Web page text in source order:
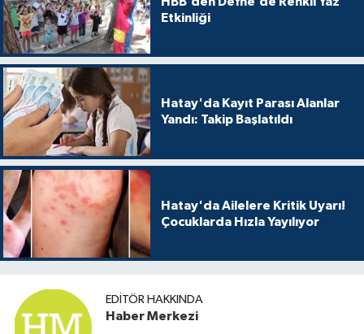
Etkinliği
Hatay'da Kayıt Parası Alanlar
Yandı: Takip Başlatıldı
Hatay'da Ailelere Kritik Uyarı!
Çocuklarda Hızla Yayılıyor
EDITÖR HAKKINDA
Haber Merkezi